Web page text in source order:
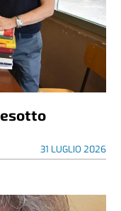
31 LUGLIO 2026